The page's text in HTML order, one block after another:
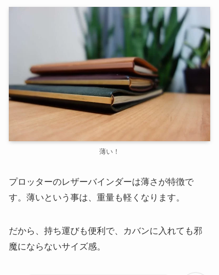
薄い！
プロッターのレザーバインダーは薄さが特徴で
す。薄いという事は、重量も軽くなります。
だから、持ち運びも便利で、カバンに入れても邪
魔にならないサイズ感。